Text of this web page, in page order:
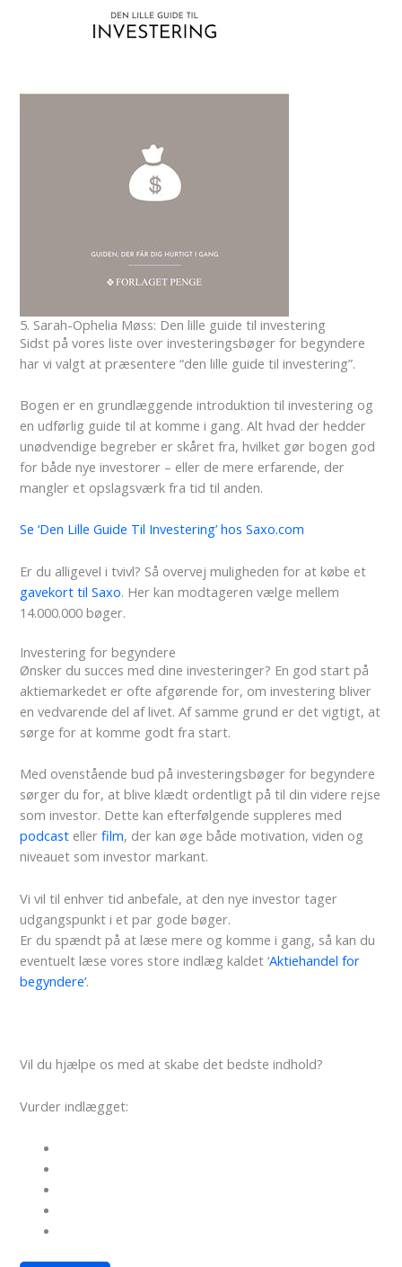
5. Sarah-Ophelia Møss: Den lille guide til investering
Sidst på vores liste over investeringsbøger for begyndere
har vi valgt at præsentere “den lille guide til investering”.
Bogen er en grundlæggende introduktion til investering og
en udførlig guide til at komme i gang. Alt hvad der hedder
unødvendige begreber er skåret fra, hvilket gør bogen god
for både nye investorer – eller de mere erfarende, der
mangler et opslagsværk fra tid til anden.
Se ‘Den Lille Guide Til Investering’ hos Saxo.com
Er du alligevel i tvivl? Så overvej muligheden for at købe et
gavekort til Saxo. Her kan modtageren vælge mellem
14.000.000 bøger.
Investering for begyndere
Ønsker du succes med dine investeringer? En god start på
aktiemarkedet er ofte afgørende for, om investering bliver
en vedvarende del af livet. Af samme grund er det vigtigt, at
sørge for at komme godt fra start.
Med ovenstående bud på investeringsbøger for begyndere
sørger du for, at blive klædt ordentligt på til din videre rejse
som investor. Dette kan efterfølgende suppleres med
podcast ellerfilm, der kan øge både motivation, viden og
niveauet som investor markant.
Vi vil til enhver tid anbefale, at den nye investor tager
udgangspunkt i et par gode bøger.
Er du spændt på at læse mere og komme i gang, så kan du
eventuelt læse vores store indlæg kaldet ‘Aktiehandel for
begyndere’.
Vil du hjælpe os med at skabe det bedste indhold?
Vurder indlægget: